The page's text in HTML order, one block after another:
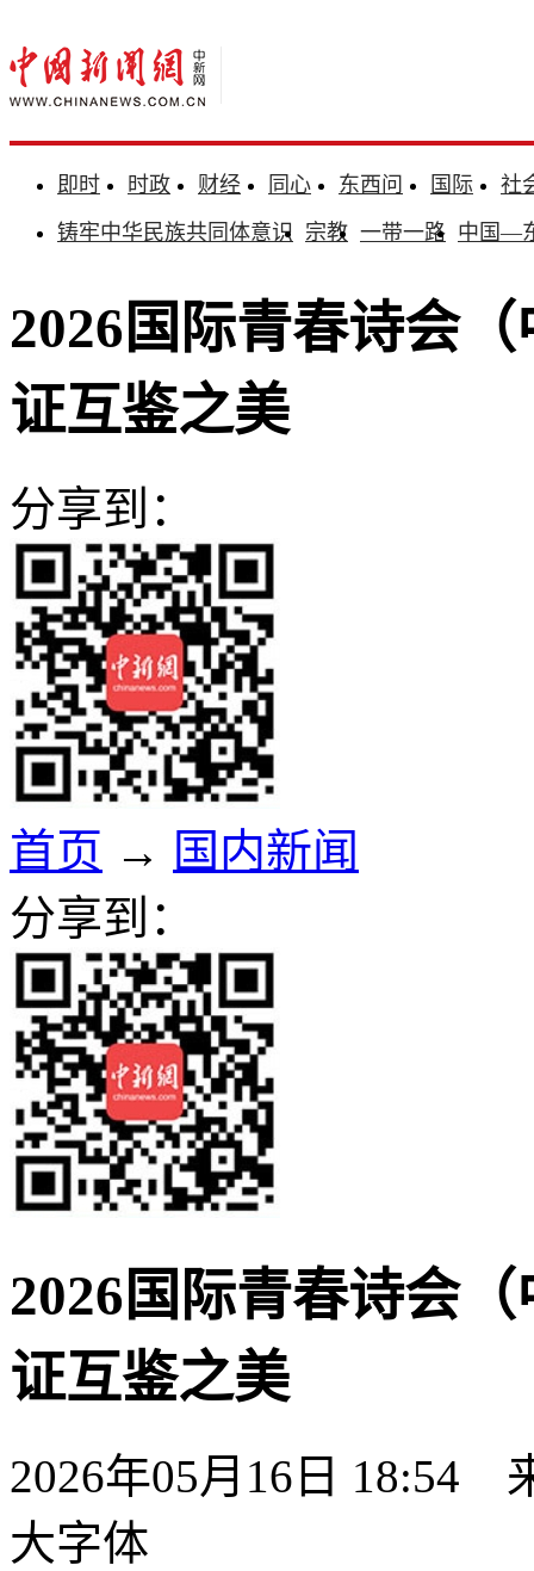
即时 时政 财经 同心 东西问 国际
社
铸牢中华民族共同体意识 宗教 一带一路 中国—
2026国际青春诗会
证互鉴之美
分享到：
首页 → 国内新闻
分享到：
2026国际青春诗会
证互鉴之美
2026年05月16日 18:54
大字体